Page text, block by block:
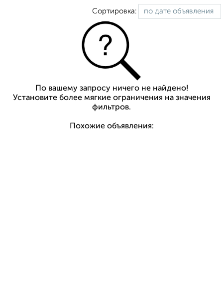
Сортировка:
По вашему запросу ничего не найдено!
Установите более мягкие ограничения на значения
фильтров.
Похожие объявления: